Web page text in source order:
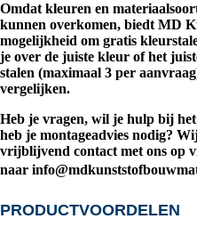
Omdat kleuren en
kunnen overkomen, biedt MD
mogelijkheid om gratis
je over de juiste kleur of het
stalen (maximaal 3 per aanvraag
vergelijken.
Heb je vragen, wil je hulp bij
heb je montageadvies nodig?
vrijblijvend contact met ons op
naar
PRODUCTVOORDELEN